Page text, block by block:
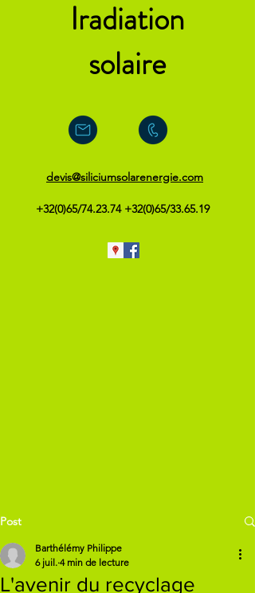
Iradiation
solaire
devis@siliciumsolarenergie.com
+32(0)65/74.23.74 +32(0)65/33.65.19
Post
L'avenir du recyclage
Barthélémy Philippe
6 juil. 4 min de lecture